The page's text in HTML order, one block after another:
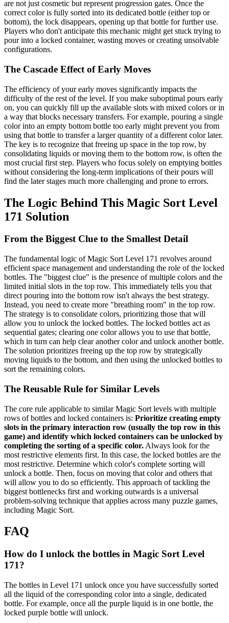
are not just cosmetic but represent progression gates. Once the
correct color is fully sorted into its dedicated bottle (either top or
bottom), the lock disappears, opening up that bottle for further use.
Players who don't anticipate this mechanic might get stuck trying to
pour into a locked container, wasting moves or creating unsolvable
configurations.
The Cascade Effect of Early Moves
The efficiency of your early moves significantly impacts the
difficulty of the rest of the level. If you make suboptimal pours early
on, you can quickly fill up the available slots with mixed colors or in
a way that blocks necessary transfers. For example, pouring a single
color into an empty bottom bottle too early might prevent you from
using that bottle to transfer a larger quantity of a different color later.
The key is to recognize that freeing up space in the top row, by
consolidating liquids or moving them to the bottom row, is often the
most crucial first step. Players who focus solely on emptying bottles
without considering the long-term implications of their pours will
find the later stages much more challenging and prone to errors.
The Logic Behind This Magic Sort Level
171 Solution
From the Biggest Clue to the Smallest Detail
The fundamental logic of Magic Sort Level 171 revolves around
efficient space management and understanding the role of the locked
bottles. The "biggest clue" is the presence of multiple colors and the
limited initial slots in the top row. This immediately tells you that
direct pouring into the bottom row isn't always the best strategy.
Instead, you need to create more "breathing room" in the top row.
The strategy is to consolidate colors, prioritizing those that will
allow you to unlock the locked bottles. The locked bottles act as
sequential gates; clearing one color allows you to use that bottle,
which in turn can help clear another color and unlock another bottle.
The solution prioritizes freeing up the top row by strategically
moving liquids to the bottom, and then using the unlocked bottles to
sort the remaining colors.
The Reusable Rule for Similar Levels
The core rule applicable to similar Magic Sort levels with multiple
rows of bottles and locked containers is: Prioritize creating empty
slots in the primary interaction row (usually the top row in this
game) and identify which locked containers can be unlocked by
completing the sorting of a specific color. Always look for the
most restrictive elements first. In this case, the locked bottles are the
most restrictive. Determine which color's complete sorting will
unlock a bottle. Then, focus on moving that color and others that
will allow you to do so efficiently. This approach of tackling the
biggest bottlenecks first and working outwards is a universal
problem-solving technique that applies across many puzzle games,
including Magic Sort.
FAQ
How do I unlock the bottles in Magic Sort Level
171?
The bottles in Level 171 unlock once you have successfully sorted
all the liquid of the corresponding color into a single, dedicated
bottle. For example, once all the purple liquid is in one bottle, the
locked purple bottle will unlock.